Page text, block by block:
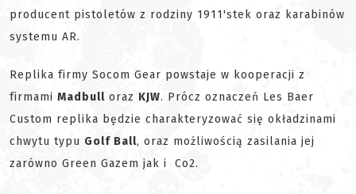
producent pistoletów z rodziny 1911'stek oraz karabinów
systemu AR.
Replika firmy Socom Gear powstaje w kooperacji z
firmami Madbull oraz KJW. Prócz oznaczeń Les Baer
Custom replika będzie charakteryzować się okładzinami
chwytu typu Golf Ball, oraz możliwością zasilania jej
zarówno Green Gazem jak i Co2.